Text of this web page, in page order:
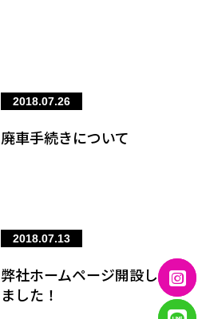
2018.07.26
廃車手続きについて
2018.07.13
弊社ホームページ開設し
ました！